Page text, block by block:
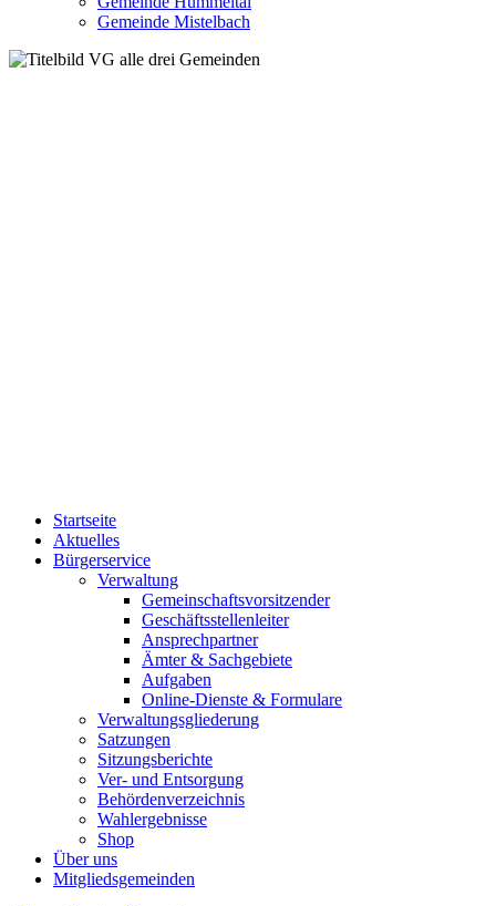
Gemeinde Mistelbach
Startseite
Aktuelles
Bürgerservice
Verwaltung
Gemeinschaftsvorsitzender
Geschäftsstellenleiter
Ansprechpartner
Ämter & Sachgebiete
Aufgaben
Online-Dienste & Formulare
Verwaltungsgliederung
Satzungen
Sitzungsberichte
Ver- und Entsorgung
Behördenverzeichnis
Wahlergebnisse
Shop
Über uns
Mitgliedsgemeinden